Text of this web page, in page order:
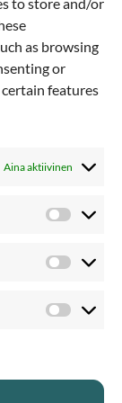
as browsing
or
features
Aina aktiivinen
Statistics